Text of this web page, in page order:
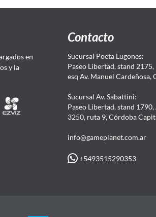
en
y la
Contacto
Sucursal Poeta Lugones:
Paseo Libertad, stand
esq Av. Manuel Cardeñosa,
Sucursal Av. Sabattini:
Paseo Libertad, stand
3250, ruta 9, Córdoba
info@gameplanet.com.ar
+5493515290353